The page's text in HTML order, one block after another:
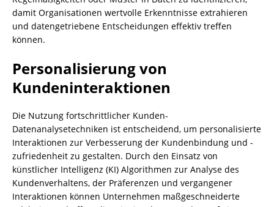
damit Organisationen wertvolle Erkenntnisse extrahieren
und datengetriebene Entscheidungen effektiv treffen
können.
Personalisierung von
Kundeninteraktionen
Die Nutzung fortschrittlicher Kunden-
Datenanalysetechniken ist entscheidend, um personalisierte
Interaktionen zur Verbesserung der Kundenbindung und -
zufriedenheit zu gestalten. Durch den Einsatz von
künstlicher Intelligenz (KI) Algorithmen zur Analyse des
Kundenverhaltens, der Präferenzen und vergangener
Interaktionen können Unternehmen maßgeschneiderte